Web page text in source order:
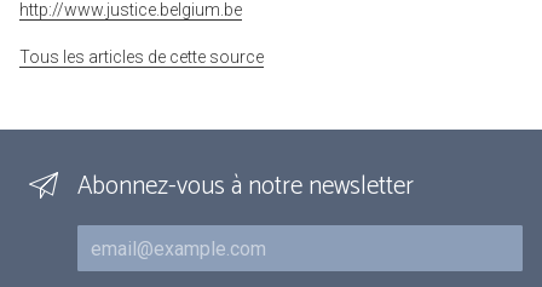
http://www.justice.belgium.be
Tous les articles de cette source
Abonnez-vous à notre newsletter
Courriel